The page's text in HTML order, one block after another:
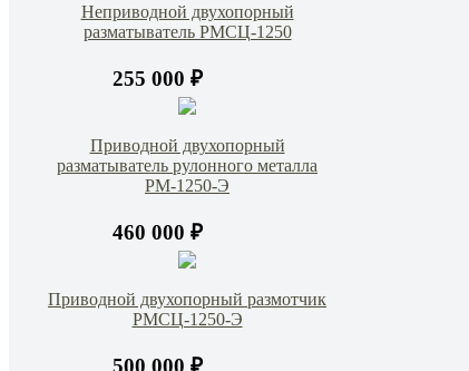
Неприводной двухопорный
разматыватель РМСЦ-1250
255 000 ₽
Приводной двухопорный
разматыватель рулонного металла
РМ-1250-Э
460 000 ₽
Приводной двухопорный размотчик
РМСЦ-1250-Э
500 000 ₽